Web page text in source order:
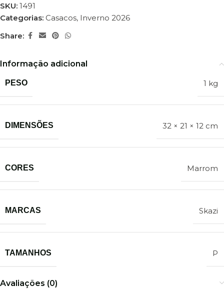
SKU: 1491
Categorias: Casacos, Inverno 2026
Share:
Informação adicional
PESO 1 kg
DIMENSÕES 32 × 21 × 12 cm
CORES Marrom
MARCAS Skazi
TAMANHOS P
Avaliações (0)